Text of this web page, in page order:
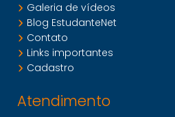
Galeria de vídeos
Blog EstudanteNet
Contato
Links importantes
Cadastro
Atendimento